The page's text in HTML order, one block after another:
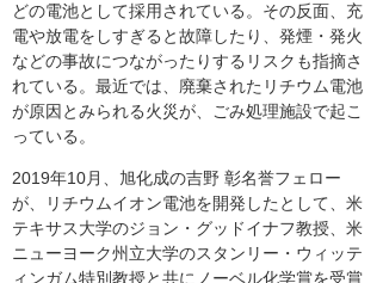
どの電池として採用されている。その反面、充
電や放電をしすぎると故障したり、発煙・発火
などの事故につながったりするリスクも指摘さ
れている。最近では、廃棄されたリチウム電池
が原因とみられる火災が、ごみ処理施設で起こ
っている。
2019年10月、旭化成の吉野 彰名誉フェロー
が、リチウムイオン電池を開発したとして、米
テキサス大学のジョン・グッドイナフ教授、米
ニューヨーク州立大学のスタンリー・ウィッテ
ィンガム特別教授と共にノーベル化学賞を受賞